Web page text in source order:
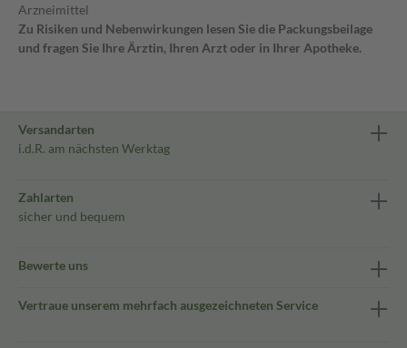
Arzneimittel
Zu Risiken und Nebenwirkungen lesen Sie die Packungsbeilage
und fragen Sie Ihre Ärztin, Ihren Arzt oder in Ihrer Apotheke.
Versandarten
i.d.R. am nächsten Werktag
Zahlarten
sicher und bequem
Bewerte uns
Vertraue unserem mehrfach ausgezeichneten Service